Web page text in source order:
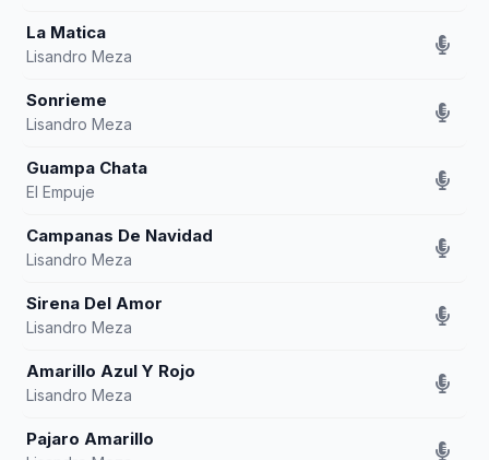
La Matica
Lisandro Meza
Sonrieme
Lisandro Meza
Guampa Chata
El Empuje
Campanas De Navidad
Lisandro Meza
Sirena Del Amor
Lisandro Meza
Amarillo Azul Y Rojo
Lisandro Meza
Pajaro Amarillo